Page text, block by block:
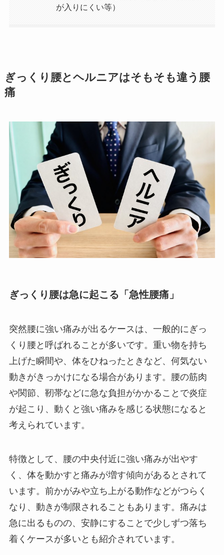
が入りにくい等）
ぎっくり腰とヘルニアはそもそも違う腰
痛
ぎっくり腰は急に起こる「急性腰痛」
突然腰に強い痛みが出るケースは、一般的にぎっ
くり腰と呼ばれることが多いです。重い物を持ち
上げた瞬間や、体をひねったときなど、何気ない
動きがきっかけになる場合があります。腰の筋肉
や関節、靭帯などに急な負担がかかることで炎症
が起こり、動くと強い痛みを感じる状態になると
考えられています。
特徴として、腰の中央付近に強い痛みが出やす
く、体を動かすと痛みが増す傾向があるとされて
います。前かがみや立ち上がる動作などがつらく
なり、動きが制限されることもあります。痛みは
急に出るものの、安静にすることで少しずつ落ち
着くケースが多いとも紹介されています。